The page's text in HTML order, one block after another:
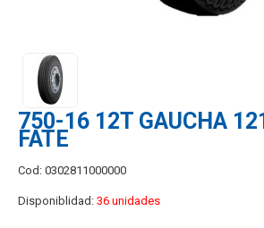
750-16 12T GAUCHA
FATE
Cod: 0302811000000
Disponiblidad: 36 unidades